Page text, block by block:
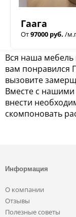
Гаага
От97000 руб. /
Вся наша мебель
вам понравился
вызовите
Вместе с
внести
скомпоновать
Информация
О компании
Отзывы
Полезные советы